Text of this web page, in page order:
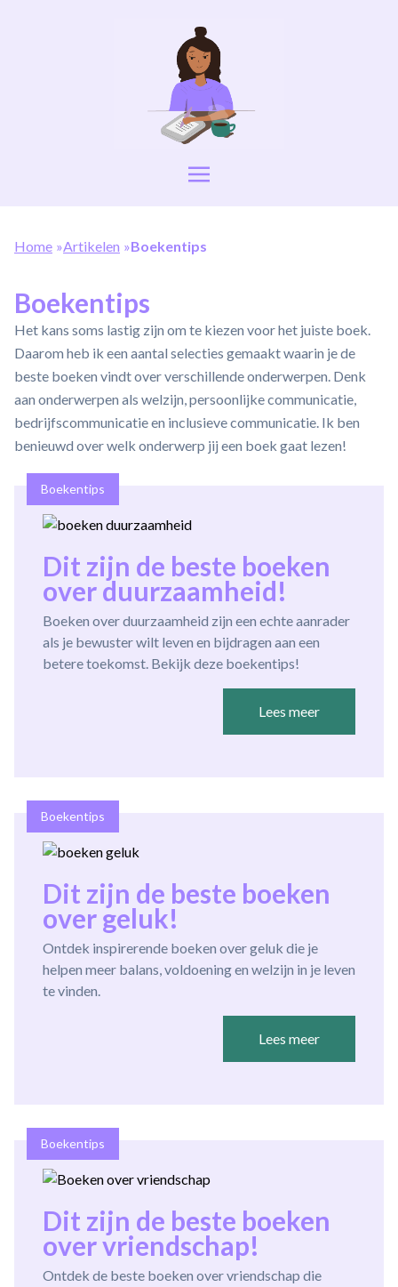
Home »Artikelen »Boekentips
Boekentips
Het kans soms lastig zijn om te kiezen voor het juiste boek.
Daarom heb ik een aantal selecties gemaakt waarin je de
beste boeken vindt over verschillende onderwerpen. Denk
aan onderwerpen als welzijn, persoonlijke communicatie,
bedrijfscommunicatie en inclusieve communicatie. Ik ben
benieuwd over welk onderwerp jij een boek gaat lezen!
Boekentips
Dit zijn de beste boeken
over duurzaamheid!
Boeken over duurzaamheid zijn een echte aanrader
als je bewuster wilt leven en bijdragen aan een
betere toekomst. Bekijk deze boekentips!
Lees meer
Boekentips
Dit zijn de beste boeken
over geluk!
Ontdek inspirerende boeken over geluk die je
helpen meer balans, voldoening en welzijn in je leven
te vinden.
Lees meer
Boekentips
Dit zijn de beste boeken
over vriendschap!
Ontdek de beste boeken over vriendschap die